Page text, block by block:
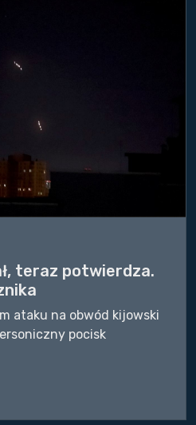
teraz potwierdza.
ataku na obwód kijowski
pocisk